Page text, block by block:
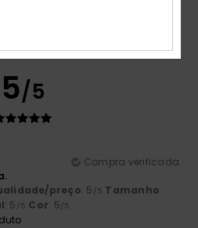
5/5
Compra verificada
preço: 5 /5 Tamanho:
: 5 /5 Cor: 5/5